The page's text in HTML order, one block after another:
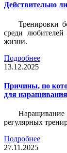
Действительно
Тренировки
среди любителей
жизни.
Подробнее
13.12.2025
Причины, по
для
регулярных
Подробнее
27.11.2025